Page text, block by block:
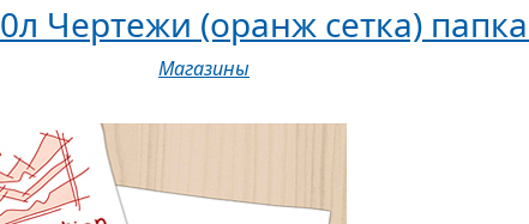
Чертежи (оранж сетка)
Магазины